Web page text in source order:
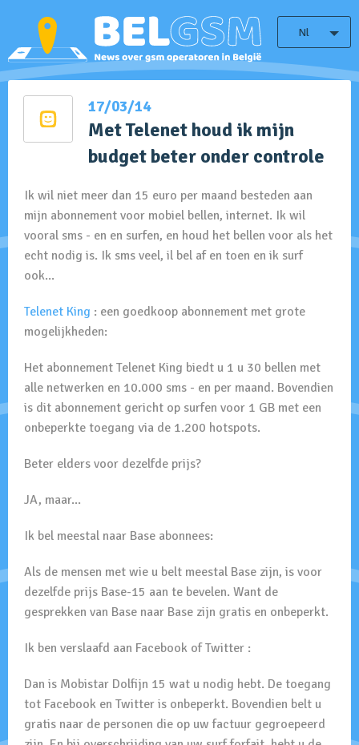
Nl
17/03/14
Met Telenet houd ik mijn
budget beter onder controle
Ik wil niet meer dan 15 euro per maand besteden aan
mijn abonnement voor mobiel bellen, internet. Ik wil
vooral sms - en en surfen, en houd het bellen voor als het
echt nodig is. Ik sms veel, il bel af en toen en ik surf
ook...
Telenet King : een goedkoop abonnement met grote
mogelijkheden:
Het abonnement Telenet King biedt u 1 u 30 bellen met
alle netwerken en 10.000 sms - en per maand. Bovendien
is dit abonnement gericht op surfen voor 1 GB met een
onbeperkte toegang via de 1.200 hotspots.
Beter elders voor dezelfde prijs?
JA, maar...
Ik bel meestal naar Base abonnees:
Als de mensen met wie u belt meestal Base zijn, is voor
dezelfde prijs Base-15 aan te bevelen. Want de
gesprekken van Base naar Base zijn gratis en onbeperkt.
Ik ben verslaafd aan Facebook of Twitter :
Dan is Mobistar Dolfijn 15 wat u nodig hebt. De toegang
tot Facebook en Twitter is onbeperkt. Bovendien belt u
gratis naar de personen die op uw factuur gegroepeerd